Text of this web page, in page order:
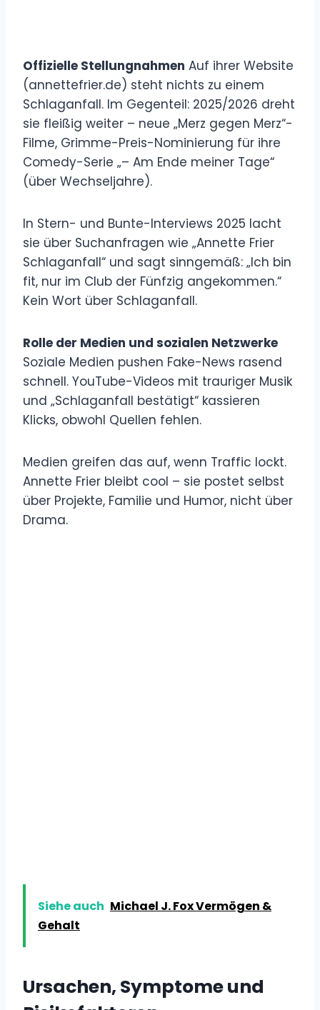
Offizielle Stellungnahmen Auf ihrer Website
(annettefrier.de) steht nichts zu einem
Schlaganfall. Im Gegenteil: 2025/2026 dreht
sie fleißig weiter – neue „Merz gegen Merz“-
Filme, Grimme-Preis-Nominierung für ihre
Comedy-Serie „– Am Ende meiner Tage“
(über Wechseljahre).
In Stern- und Bunte-Interviews 2025 lacht
sie über Suchanfragen wie „Annette Frier
Schlaganfall“ und sagt sinngemäß: „Ich bin
fit, nur im Club der Fünfzig angekommen.“
Kein Wort über Schlaganfall.
Rolle der Medien und sozialen Netzwerke
Soziale Medien pushen Fake-News rasend
schnell. YouTube-Videos mit trauriger Musik
und „Schlaganfall bestätigt“ kassieren
Klicks, obwohl Quellen fehlen.
Medien greifen das auf, wenn Traffic lockt.
Annette Frier bleibt cool – sie postet selbst
über Projekte, Familie und Humor, nicht über
Drama.
Siehe auch Michael J. Fox Vermögen &
Gehalt
Ursachen, Symptome und